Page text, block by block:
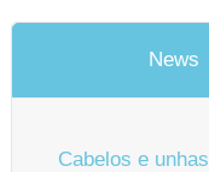
News
Cabelos e unhas